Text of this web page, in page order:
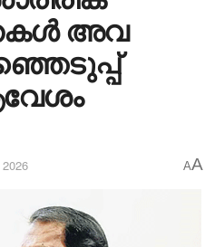
അവ​
AA